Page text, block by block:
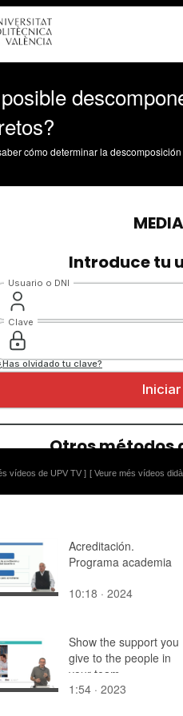
vídeos de UPV TV ] [ Veure més vídeos
Acreditación.
Programa academia
10:18 · 2024
Show the support you
give to the people in
your team
1:54 · 2023